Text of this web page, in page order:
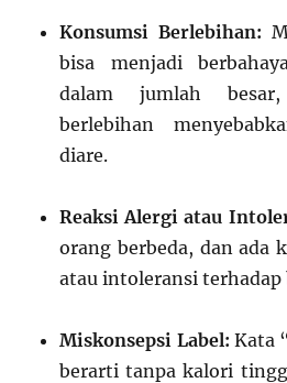
Konsumsi Berlebihan:
bisa menjadi
dalam jumlah
berlebihan
diare.
Reaksi Alergi atau
orang berbeda, dan ada
atau intoleransi
Miskonsepsi Label: Kata
berarti tanpa kalori